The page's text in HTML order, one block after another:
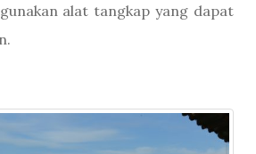
alat tangkap yang dapat